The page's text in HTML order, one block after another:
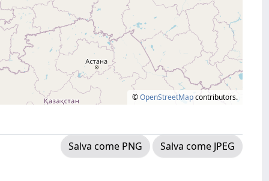
©OpenStreetMapcontributors.
Salva come PNG Salva come JPEG